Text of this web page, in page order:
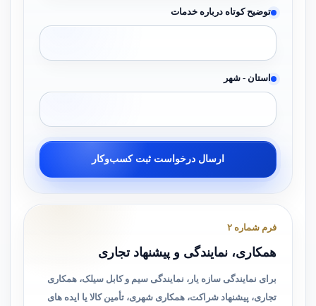
توضیح کوتاه درباره خدمات
استان - شهر
فرم شماره ۲
همکاری، نمایندگی و پیشنهاد تجاری
برای نمایندگی سازه یار، نمایندگی سیم و کابل سیلک، همکاری
تجاری، پیشنهاد شراکت، همکاری شهری، تأمین کالا یا ایده های